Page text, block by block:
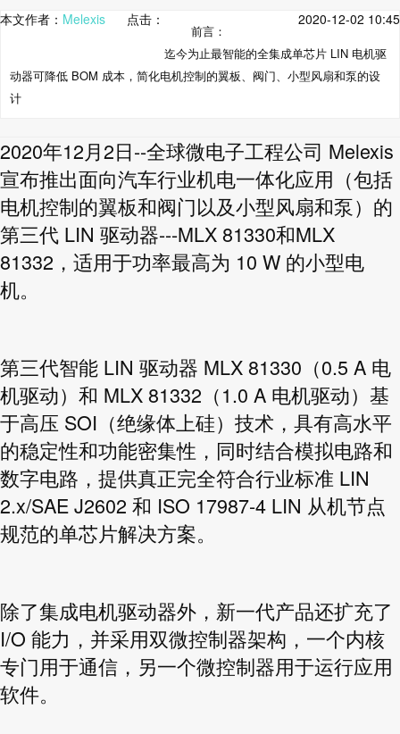
本文作者： Melexis 点击： 2020-12-02 10:45
前言：
迄今为止最智能的全集成单芯片 LIN 电机驱
动器可降低 BOM 成本，简化电机控制的翼板、阀门、小型风扇和泵的设
计
2020年12月2日--全球微电子工程公司 Melexis
宣布推出面向汽车行业机电一体化应用（包括
电机控制的翼板和阀门以及小型风扇和泵）的
第三代 LIN 驱动器---MLX 81330和MLX
81332，适用于功率最高为 10 W 的小型电
机。
第三代智能 LIN 驱动器 MLX 81330（0.5 A 电
机驱动）和 MLX 81332（1.0 A 电机驱动）基
于高压 SOI（绝缘体上硅）技术，具有高水平
的稳定性和功能密集性，同时结合模拟电路和
数字电路，提供真正完全符合行业标准 LIN
2.x/SAE J2602 和 ISO 17987-4 LIN 从机节点
规范的单芯片解决方案。
除了集成电机驱动器外，新一代产品还扩充了
I/O 能力，并采用双微控制器架构，一个内核
专门用于通信，另一个微控制器用于运行应用
软件。